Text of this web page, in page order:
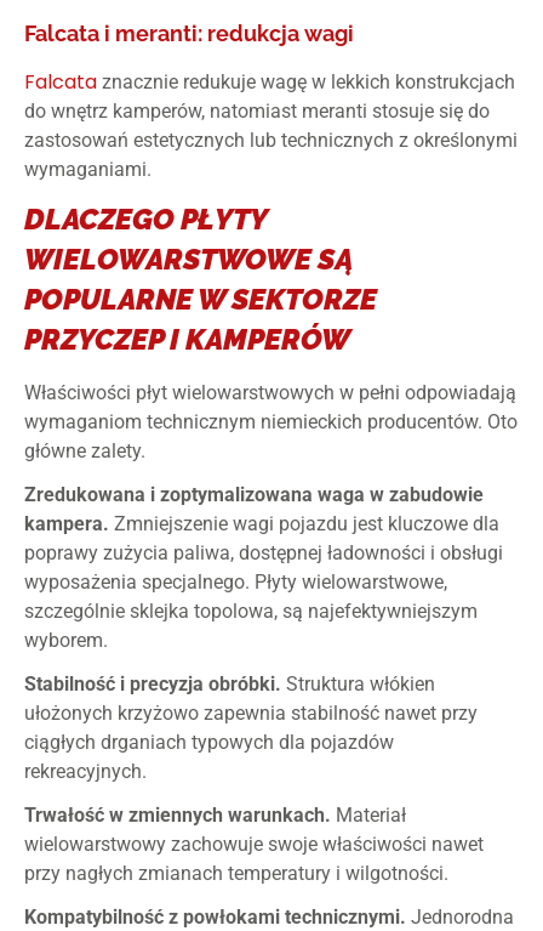
Falcata i meranti: redukcja wagi
Falcata znacznie redukuje wagę w lekkich konstrukcjach
do wnętrz kamperów, natomiast meranti stosuje się do
zastosowań estetycznych lub technicznych z określonymi
wymaganiami.
DLACZEGO PŁYTY
WIELOWARSTWOWE SĄ
POPULARNE W SEKTORZE
PRZYCZEP I KAMPERÓW
Właściwości płyt wielowarstwowych w pełni odpowiadają
wymaganiom technicznym niemieckich producentów. Oto
główne zalety.
Zredukowana i zoptymalizowana waga w zabudowie
kampera. Zmniejszenie wagi pojazdu jest kluczowe dla
poprawy zużycia paliwa, dostępnej ładowności i obsługi
wyposażenia specjalnego. Płyty wielowarstwowe,
szczególnie sklejka topolowa, są najefektywniejszym
wyborem.
Stabilność i precyzja obróbki. Struktura włókien
ułożonych krzyżowo zapewnia stabilność nawet przy
ciągłych drganiach typowych dla pojazdów
rekreacyjnych.
Trwałość w zmiennych warunkach. Materiał
wielowarstwowy zachowuje swoje właściwości nawet
przy nagłych zmianach temperatury i wilgotności.
Kompatybilność z powłokami technicznymi. Jednorodna